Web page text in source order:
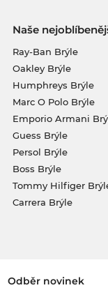
Naše
Ray-Ban Brýle
Oakley Brýle
Humphreys Brýle
Marc O Polo Brýle
Emporio Armani
Guess Brýle
Persol Brýle
Boss Brýle
Tommy Hilfiger
Carrera Brýle
Odběr novinek